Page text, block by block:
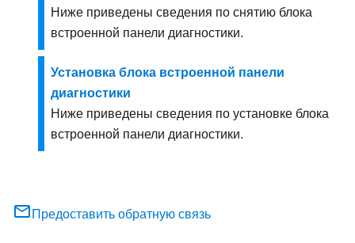
Ниже приведены сведения по снятию блока
встроенной панели диагностики.
Установка блока встроенной панели
диагностики
Ниже приведены сведения по установке блока
встроенной панели диагностики.
Предоставить обратную связь